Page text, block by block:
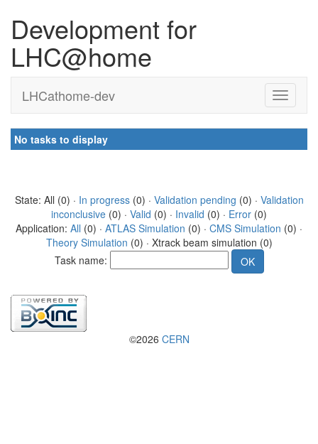
Development for
LHC@home
LHCathome-dev
No tasks to display
State: All (0) · In progress(0) · Validation pending (0) · Validation
inconclusive (0) · Valid (0) · Invalid (0) · Error (0)
Application: All (0) · ATLAS Simulation (0) · CMS Simulation (0) ·
Theory Simulation (0) · Xtrack beam simulation (0)
Task name:
©2026 CERN